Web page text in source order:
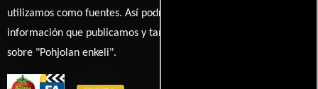
utilizamos como fuentes. Así podrás chequear toda la
información que publicamos y también ampliar tu conocimiento
sobre "Pohjolan enkeli".